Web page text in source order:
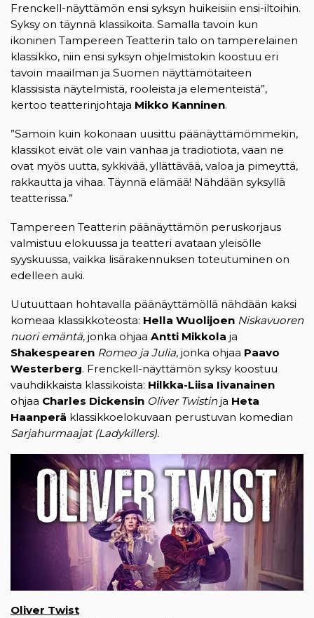
Frenckell-näyttämön ensi syksyn huikeisiin ensi-iltoihin.
Syksy on täynnä klassikoita. Samalla tavoin kun
ikoninen Tampereen Teatterin talo on tamperelainen
klassikko, niin ensi syksyn ohjelmistokin koostuu eri
tavoin maailman ja Suomen näyttämötaiteen
klassisista näytelmistä, rooleista ja elementeistä”,
kertoo teatterinjohtaja Mikko Kanninen.
”Samoin kuin kokonaan uusittu päänäyttämömmekin,
klassikot eivät ole vain vanhaa ja tradiotiota, vaan ne
ovat myös uutta, sykkivää, yllättävää, valoa ja pimeyttä,
rakkautta ja vihaa. Täynnä elämää! Nähdään syksyllä
teatterissa.”
Tampereen Teatterin päänäyttämön peruskorjaus
valmistuu elokuussa ja teatteri avataan yleisölle
syyskuussa, vaikka lisärakennuksen toteutuminen on
edelleen auki.
Uutuuttaan hohtavalla päänäyttämöllä nähdään kaksi
komeaa klassikkoteosta: Hella Wuolijoen Niskavuoren
nuori emäntä, jonka ohjaa Antti Mikkola ja
Shakespearen Romeo ja Julia, jonka ohjaa Paavo
Westerberg. Frenckell-näyttämön syksy koostuu
vauhdikkaista klassikoista: Hilkka-Liisa Iivanainen
ohjaa Charles Dickensin Oliver Twistinja Heta
Haanperä klassikkoelokuvaan perustuvan komedian
Sarjahurmaajat (Ladykillers).
Oliver Twist